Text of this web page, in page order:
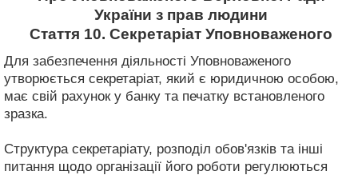
України з прав людини
Стаття 10. Секретаріат Уповноваженого
Для забезпечення діяльності Уповноваженого
утворюється секретаріат, який є юридичною особою,
має свій рахунок у банку та печатку встановленого
зразка.
Структура секретаріату, розподіл обов'язків та інші
питання щодо організації його роботи регулюються